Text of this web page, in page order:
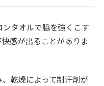
タオルで脇を強くこす
感が出ることがありま
乾燥によって制汗剤が